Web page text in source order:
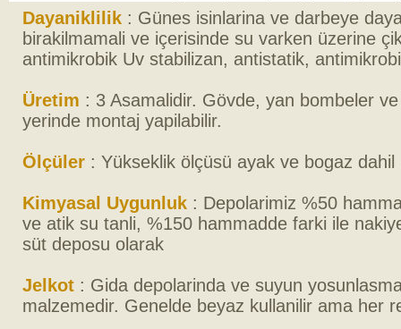
Dayaniklilik : Günes isinlarina ve darbeye
birakilmamali ve içerisinde su varken üzerine
antimikrobik Uv stabilizan, antistatik,
Üretim : 3 Asamalidir. Gövde, yan bombeler
yerinde montaj yapilabilir.
Ölçüler : Yükseklik ölçüsü ayak ve bogaz dahil
Kimyasal Uygunluk : Depolarimiz %50
ve atik su tanli, %150 hammadde farki ile
süt deposu olarak
Jelkot : Gida depolarinda ve suyun
malzemedir. Genelde beyaz kullanilir ama her